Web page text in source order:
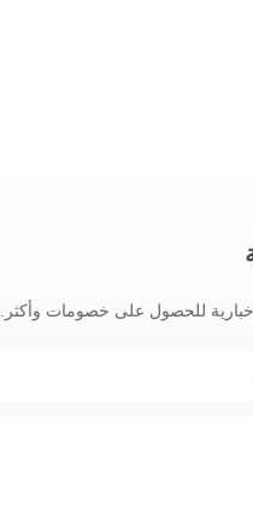
للحصول على خصومات وأكثر.